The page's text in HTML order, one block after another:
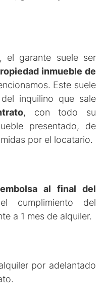
el garante suele ser
inmueble de
Este suele
inquilino que sale
, con todo su
presentado, de
por el locatario.
al final del
cumplimiento del
a 1 mes de alquiler.
por adelantado